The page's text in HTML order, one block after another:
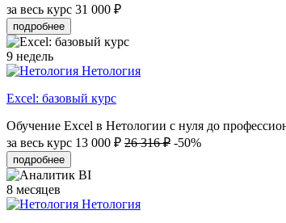
за весь курс 31 000 ₽
подробнее
9 недель
Нетология
Excel: базовый курс
Обучение Excel в Нетологии с нуля до
за весь курс 13 000 ₽ 26 316 ₽ -50%
подробнее
8 месяцев
Нетология